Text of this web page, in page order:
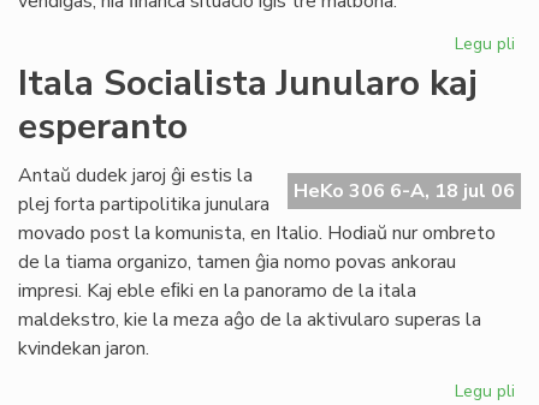
Legu pli
Itala Socialista Junularo kaj
esperanto
HeKo 306 6-A, 18 jul 06
Antaŭ dudek jaroj ĝi estis la
plej forta partipolitika junulara
movado post la komunista, en Italio. Hodiaŭ nur ombreto
de la tiama organizo, tamen ĝia nomo povas ankorau
impresi. Kaj eble eﬁki en la panoramo de la itala
maldekstro, kie la meza aĝo de la aktivularo superas la
kvindekan jaron.
Legu pli